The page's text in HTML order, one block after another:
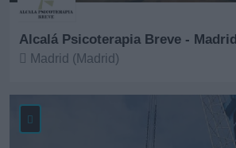
Alcalá Psicoterapia Breve - Madrid
Madrid (Madrid)